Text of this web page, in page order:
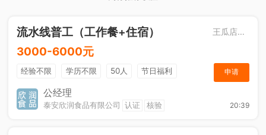
流水线普工（工作餐+住宿） 王瓜店街道
3000-6000元
经验不限 学历不限 50人
节日福利
工作餐
申请
公经理
泰安欣润食品有限公司 认证 核验 20:39